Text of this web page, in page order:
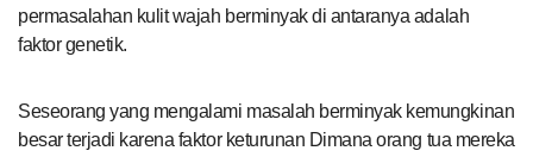
permasalahan kulit wajah berminyak di antaranya adalah
faktor genetik.
Seseorang yang mengalami masalah berminyak kemungkinan
besar terjadi karena faktor keturunan Dimana orang tua mereka